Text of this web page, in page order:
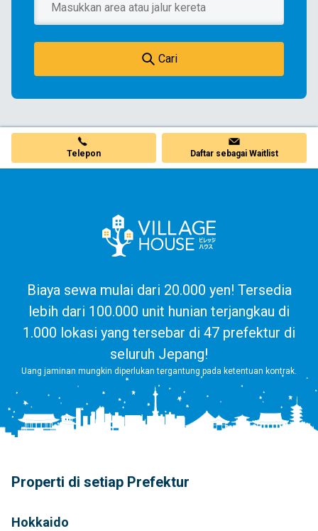
Cari
Telepon Daftar sebagai Waitlist
Biaya sewa mulai dari 20.000 yen! Tersedia
lebih dari 100.000 unit hunian terjangkau di
1.000 lokasi yang tersebar di 47 prefektur di
seluruh Jepang!
Uang jaminan mungkin diperlukan tergantung pada ketentuan kontrak.
Properti di setiap Prefektur
Hokkaido